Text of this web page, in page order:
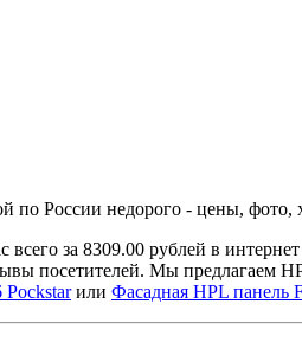
по России недорого - цены, фото,
за 8309.00 рублей в
посетителей. Мы предлагаем
или Фасадная HPL панель